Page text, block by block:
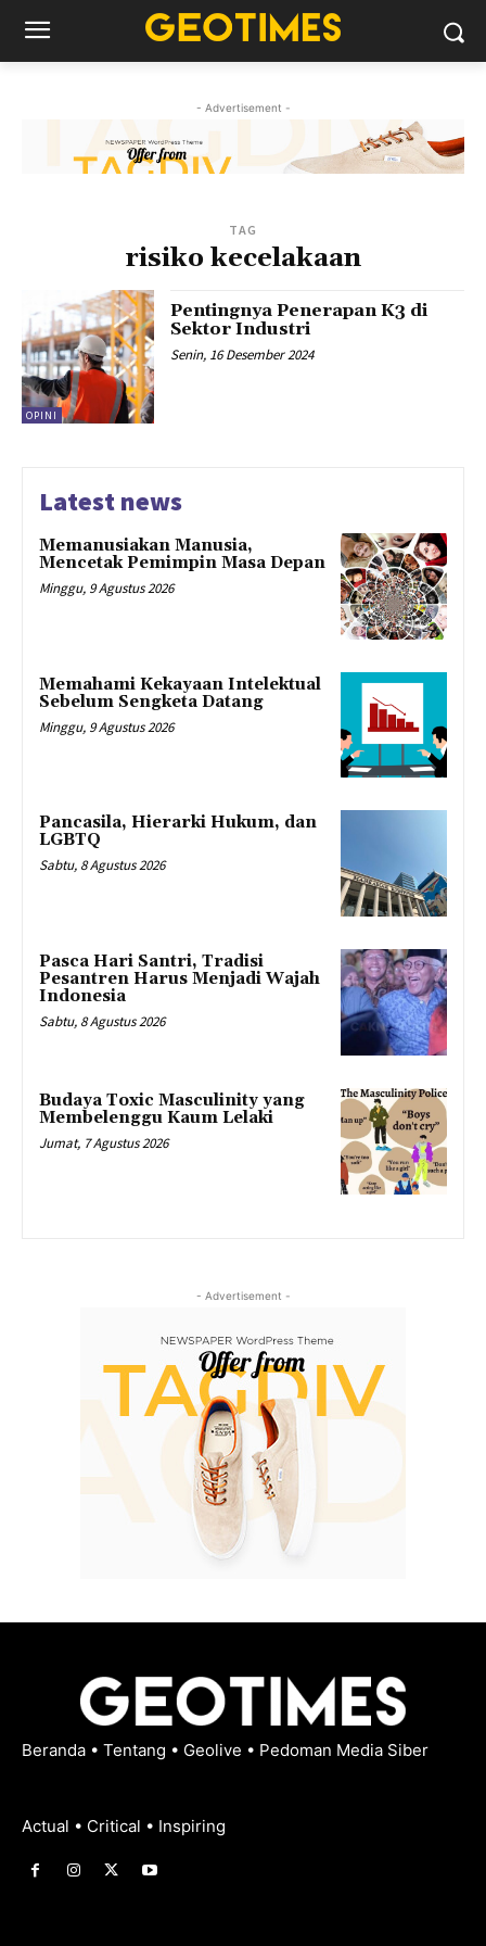
- Advertisement -
TAG
risiko kecelakaan
OPINI
Pentingnya Penerapan K3 di
Sektor Industri
Senin, 16 Desember 2024
Latest news
Memanusiakan Manusia,
Mencetak Pemimpin Masa Depan
Minggu, 9 Agustus 2026
Memahami Kekayaan Intelektual
Sebelum Sengketa Datang
Minggu, 9 Agustus 2026
Pancasila, Hierarki Hukum, dan
LGBTQ
Sabtu, 8 Agustus 2026
Pasca Hari Santri, Tradisi
Pesantren Harus Menjadi Wajah
Indonesia
Sabtu, 8 Agustus 2026
Budaya Toxic Masculinity yang
Membelenggu Kaum Lelaki
Jumat, 7 Agustus 2026
- Advertisement -
Beranda • Tentang • Geolive • Pedoman Media Siber
Actual • Critical • Inspiring